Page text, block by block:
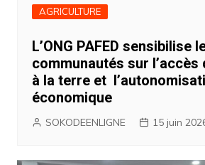
AGRICULTURE
L’ONG PAFED sensibilise
communautés sur l’accès
à la terre et
économique
SOKODEENLIGNE 15 juin